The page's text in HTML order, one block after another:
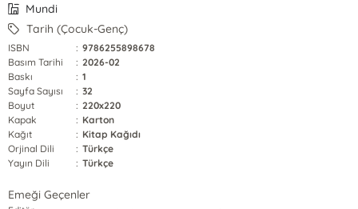
Mundi
Tarih (Çocuk-Genç)
ISBN : 9786255898678
Basım Tarihi
: 2026-02
Baskı
: 1
Sayfa Sayısı
: 32
Boyut
: 220x220
Kapak
: Karton
Kağıt
: Kitap Kağıdı
Orjinal Dili
: Türkçe
Yayın Dili
: Türkçe
Emeği Geçenler